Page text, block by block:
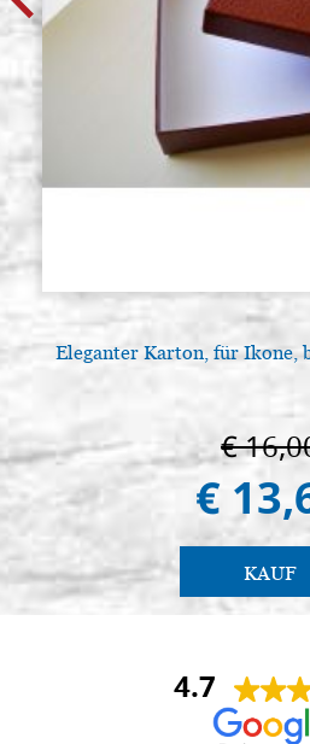
Eleganter Karton, für Ikone,
€
€
KAUF
4.7